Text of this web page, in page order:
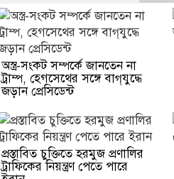
অস্ত্র-সংকট সম্পর্কে জানতেন না
ট্রাম্প, হেগসেথের সঙ্গে বাগ্‌যুদ্ধে
জড়ান প্রেসিডেন্ট
প্রস্তাবিত চুক্তিতে হরমুজ প্রণালির
ট্রাফিকের নিয়ন্ত্রণ পেতে পারে